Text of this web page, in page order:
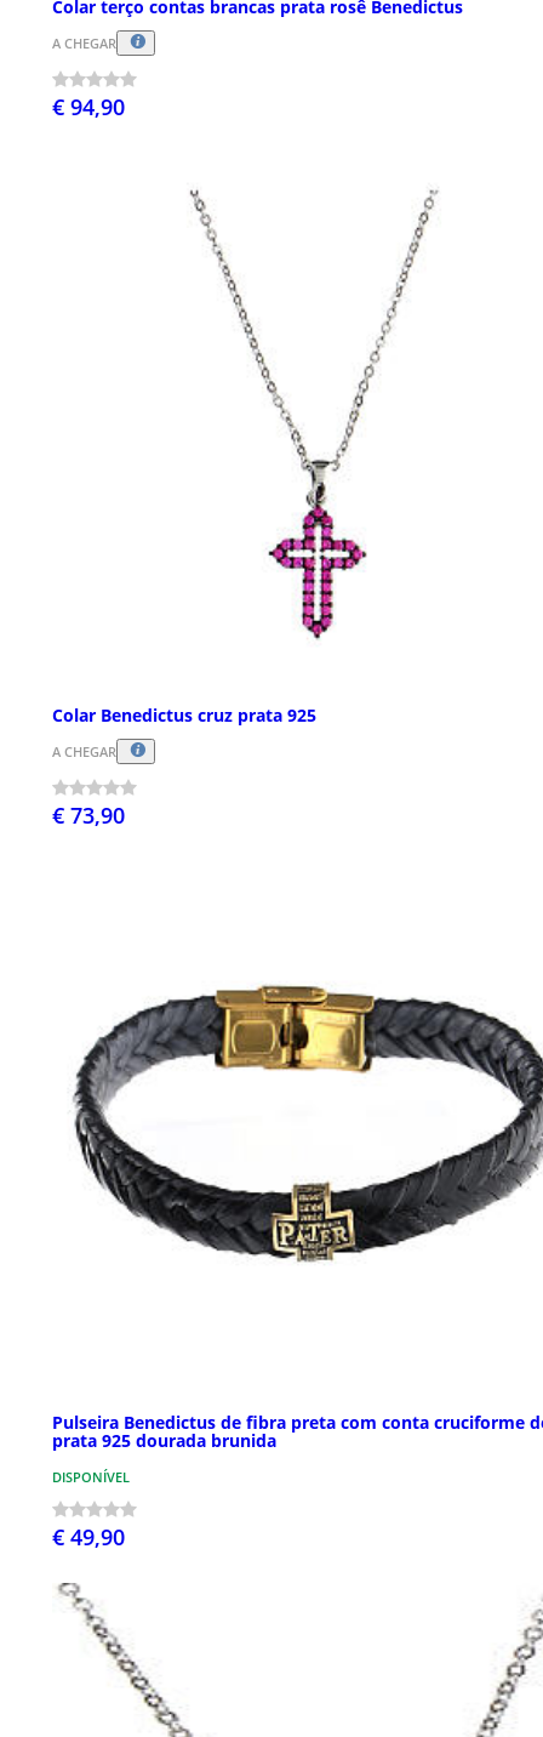
Colar terço contas brancas prata rosê Benedictus
A CHEGAR
€ 94,90
Colar Benedictus cruz prata 925
A CHEGAR
€ 73,90
Pulseira Benedictus de fibra preta com conta cruciforme
prata 925 dourada brunida
DISPONÍVEL
€ 49,90